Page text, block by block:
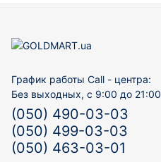
График работы Call - центра:
Без выходных, с 9:00 до 21:00
(050) 490-03-03
(050) 499-03-03
(050) 463-03-01